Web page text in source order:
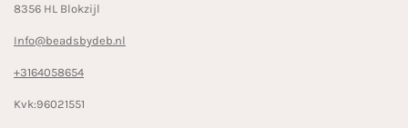
8356 HL Blokzijl
Info@beadsbydeb.nl
+3164058654
Kvk:96021551